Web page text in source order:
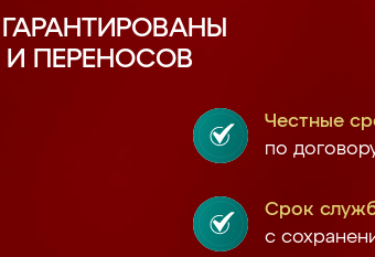
ПЕРЕНОСОВ
Честные
по
Срок
с